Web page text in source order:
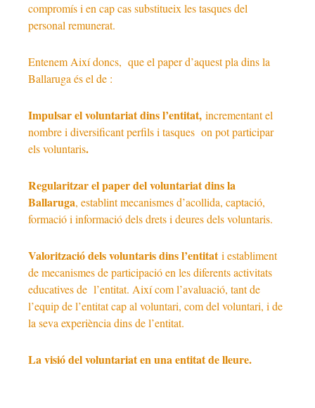
compromís i en cap cas substitueix les tasques del
personal remunerat.
Entenem Així doncs, que el paper d’aquest pla dins la
Ballaruga és el de :
Impulsar el voluntariat dins l’entitat, incrementant el
nombre i diversificant perfils i tasques on pot participar
els voluntaris.
Regularitzar el paper del voluntariat dins la
Ballaruga, establint mecanismes d’acollida, captació,
formació i informació dels drets i deures dels voluntaris.
Valorització dels voluntaris dins l’entitati establiment
de mecanismes de participació en les diferents activitats
educatives de l’entitat. Així com l’avaluació, tant de
l’equip de l’entitat cap al voluntari, com del voluntari, i de
la seva experiència dins de l’entitat.
La visió del voluntariat en una entitat de lleure.